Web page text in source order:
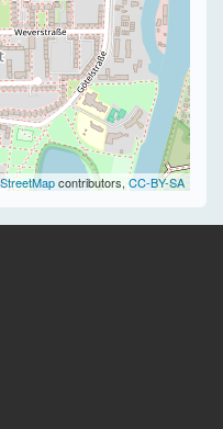
contributors,CC-BY-SA